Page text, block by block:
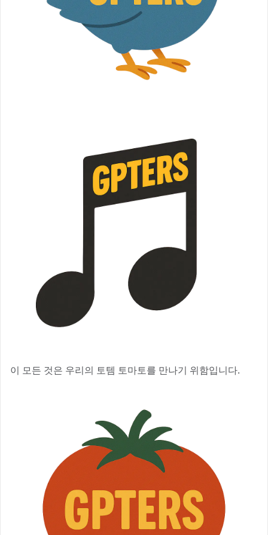
이 모든 것은 우리의 토템 토마토를 만나기 위함입니다.